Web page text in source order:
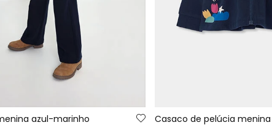
azul-marinho